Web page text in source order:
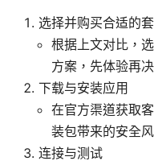
选择并购买合适的
根据上文对比，
方案，先体验再
下载与安装应用
在官方渠道获取
装包带来的安全风
连接与测试